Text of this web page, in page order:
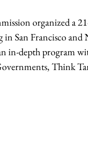
organized a
San Francisco and
in-depth program
Think